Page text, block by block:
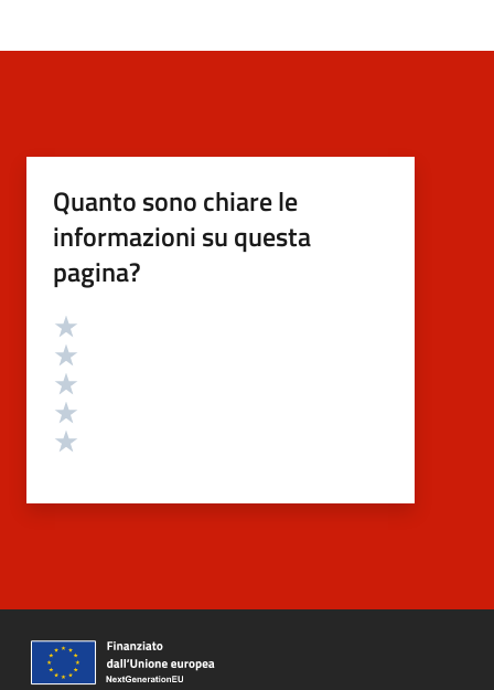
Quanto sono chiare le
informazioni su questa
pagina?
Valutazione